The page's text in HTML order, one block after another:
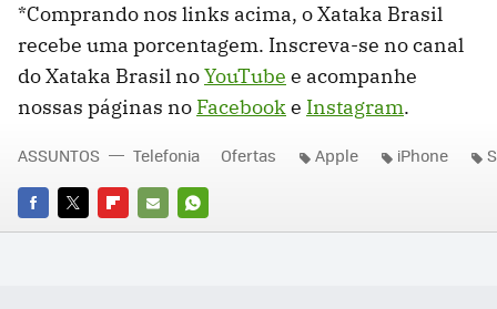
*Comprando nos links acima, o Xataka Brasil
recebe uma porcentagem. Inscreva-se no canal
do Xataka Brasil noYouTube e acompanhe
nossas páginas no Facebooke Instagram.
FACEBOOK
TWITTERFLIPBOARD
E-
WHATSAPP
ASSUNTOS Telefonia Ofertas Apple iPhone